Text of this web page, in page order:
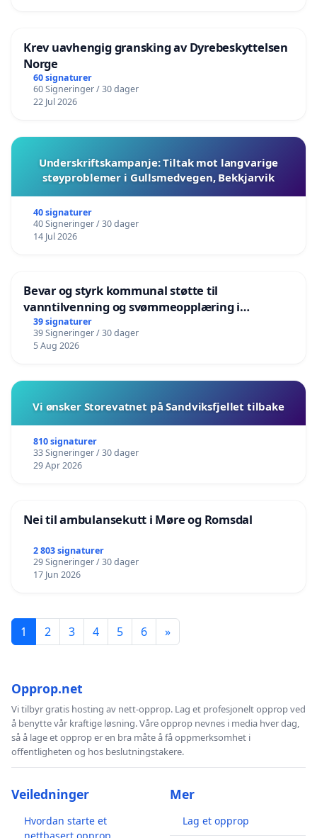
Krev uavhengig gransking av Dyrebeskyttelsen
Norge
60 signaturer
60 Signeringer / 30 dager
22 Jul 2026
Underskriftskampanje: Tiltak mot langvarige
støyproblemer i Gullsmedvegen, Bekkjarvik
40 signaturer
40 Signeringer / 30 dager
14 Jul 2026
Bevar og styrk kommunal støtte til
vanntilvenning og svømmeopplæring i
barnehagene i Haugesund
39 signaturer
39 Signeringer / 30 dager
5 Aug 2026
Vi ønsker Storevatnet på Sandviksfjellet tilbake
810 signaturer
33 Signeringer / 30 dager
29 Apr 2026
Nei til ambulansekutt i Møre og Romsdal
2 803 signaturer
29 Signeringer / 30 dager
17 Jun 2026
1 2 3 4 5 6 »
Opprop.net
Vi tilbyr gratis hosting av nett-opprop. Lag et profesjonelt opprop ved
å benytte vår kraftige løsning. Våre opprop nevnes i media hver dag,
så å lage et opprop er en bra måte å få oppmerksomhet i
offentligheten og hos beslutningstakere.
Veiledninger
Hvordan starte et
Mer
Lag et opprop